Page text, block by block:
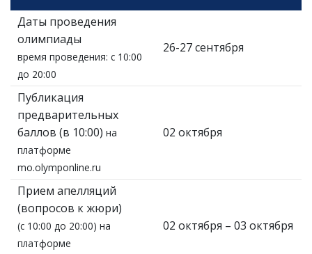
Даты проведения
олимпиады
время проведения: с 10:00
до 20:00
26-27 сентября
Публикация
предварительных
баллов (в 10:00) на
платформе
mo.olymponline.ru
02 октября
Прием апелляций
(вопросов к жюри)
(с 10:00 до 20:00) на
платформе
02 октября – 03 октября